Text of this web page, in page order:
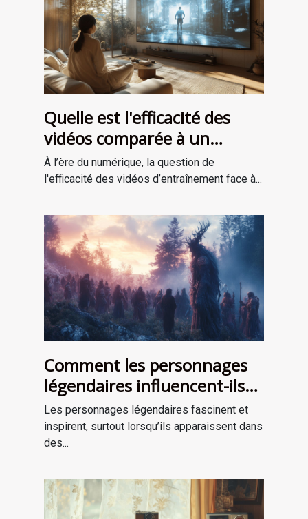
Quelle est l'efficacité des
vidéos comparée à un
entraînement en personne ?
À l’ère du numérique, la question de
l'efficacité des vidéos d’entraînement face à...
Comment les personnages
légendaires influencent-ils
les récits de survie ?
Les personnages légendaires fascinent et
inspirent, surtout lorsqu’ils apparaissent dans
des...